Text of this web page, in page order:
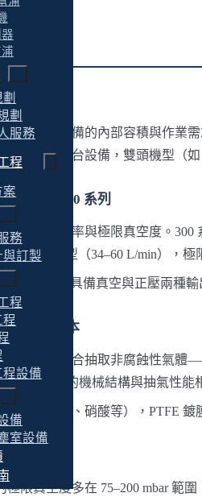
劃
服務
程
案
務
訂製
程
程
設備
備
室設備
率
決於連接設備的內部容積與作業
同時供應兩台設備，雙頭機型（
系列 vs 900 系列
異在抽氣速率與極限真空度。
是高抽速機型（34–60 L/min），
特殊——同時具備真空與正壓兩種
耐腐蝕版本
標準版本適合抽取非腐蝕性氣
）。兩者的機械結構與抽氣性
蒸氣（鹽酸、硝酸等），PTFE
極限真空度多在 75–200 mbar 範